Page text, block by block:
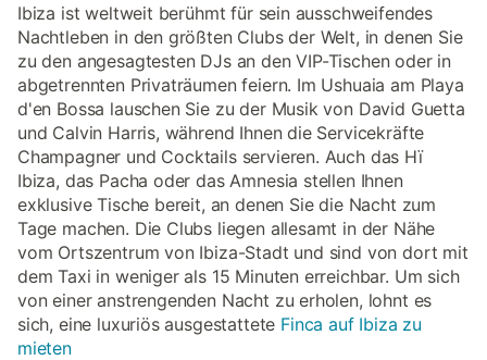
Ibiza ist weltweit berühmt für sein ausschweifendes
Nachtleben in den größten Clubs der Welt, in denen Sie
zu den angesagtesten DJs an den VIP-Tischen oder in
abgetrennten Privaträumen feiern. Im Ushuaia am Playa
d'en Bossa lauschen Sie zu der Musik von David Guetta
und Calvin Harris, während Ihnen die Servicekräfte
Champagner und Cocktails servieren. Auch das Hï
Ibiza, das Pacha oder das Amnesia stellen Ihnen
exklusive Tische bereit, an denen Sie die Nacht zum
Tage machen. Die Clubs liegen allesamt in der Nähe
vom Ortszentrum von Ibiza-Stadt und sind von dort mit
dem Taxi in weniger als 15 Minuten erreichbar. Um sich
von einer anstrengenden Nacht zu erholen, lohnt es
sich, eine luxuriös ausgestattete Finca auf Ibiza zu
mieten